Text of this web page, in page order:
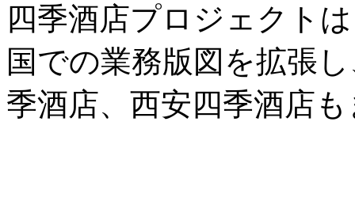
四季酒店プロジェクト
国での業務版図を拡張
季酒店、西安四季酒店